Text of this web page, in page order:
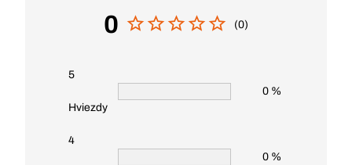
0 (0)
5
Hviezdy
0 %
4
0 %